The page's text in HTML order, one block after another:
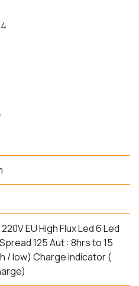
EU High Flux Led 6 Led
125 Aut : 8hrs to 15
/ low) Charge indicator (